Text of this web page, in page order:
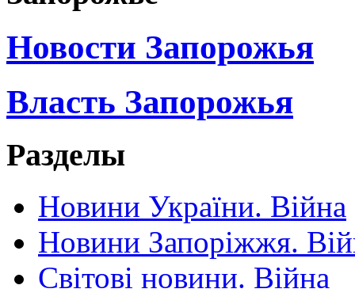
Новости Запорожья
Власть Запорожья
Разделы
Новини України. Війна
Новини Запоріжжя.
Світові новини. Війна